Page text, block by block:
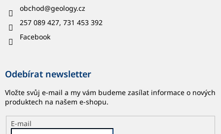
obchod@geology.cz
257 089 427, 731 453 392
Facebook
Odebírat newsletter
Vložte svůj e-mail a my vám budeme zasílat informace o nových
produktech na našem e-shopu.
E-mail